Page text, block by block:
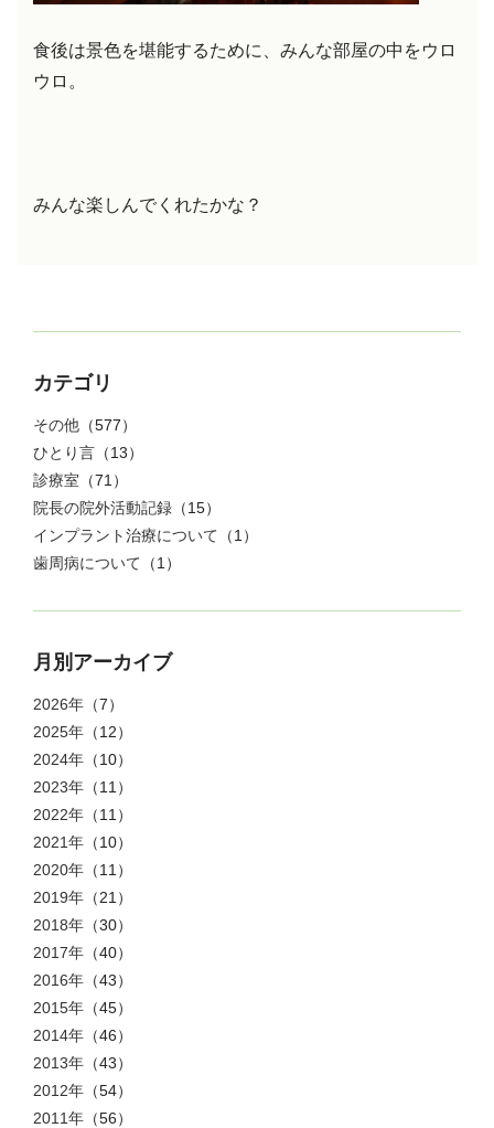
食後は景色を堪能するために、みんな部屋の中をウロ
ウロ。
みんな楽しんでくれたかな？
カテゴリ
その他 （577）
ひとり言 （13）
診療室 （71）
院長の院外活動記録 （15）
インプラント治療について （1）
歯周病について （1）
月別アーカイブ
2026年 （7）
2025年 （12）
2024年 （10）
2023年 （11）
2022年 （11）
2021年 （10）
2020年 （11）
2019年 （21）
2018年 （30）
2017年 （40）
2016年 （43）
2015年 （45）
2014年 （46）
2013年 （43）
2012年 （54）
2011年 （56）